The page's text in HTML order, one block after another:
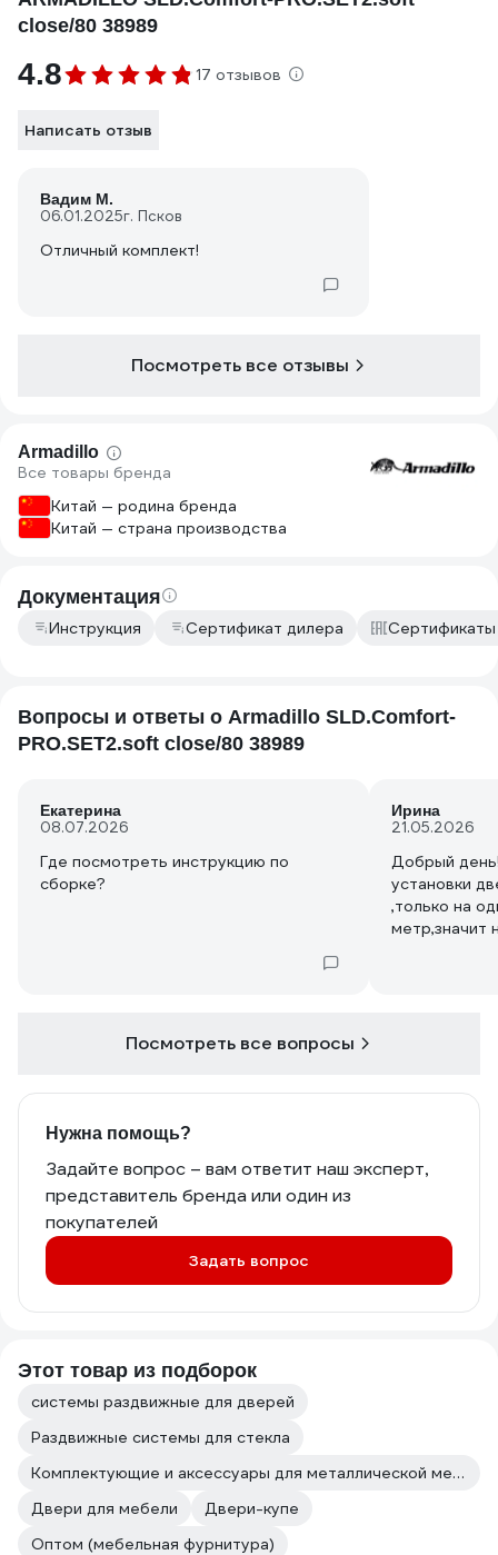
close/80 38989
4.8 17 отзывов
Написать отзыв
Вадим М.
06.01.2025г. Псков
Отличный комплект!
Посмотреть все отзывы
Armadillo
Все товары бренда
Китай — родина бренда
Китай — страна производства
Документация
Инструкция Сертификат дилера Сертификаты
Вопросы и ответы о Armadillo SLD.Comfort-
PRO.SET2.soft close/80 38989
Екатерина
08.07.2026
Где посмотреть инструкцию по
Ирина
21.05.2026
Добрый
установки
,только на одну
метр,значит
Посмотреть все вопросы
Нужна помощь?
Задайте вопрос – вам ответит наш эксперт,
представитель бренда или один из
покупателей
Задать вопрос
Этот товар из подборок
системы раздвижные для дверей
Раздвижные системы для стекла
Комплектующие и аксессуары для металлической мебели
Двери для мебели
Двери-купе
Оптом (мебельная фурнитура)